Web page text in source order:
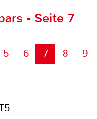
- Seite 7
5 6 7 8 9